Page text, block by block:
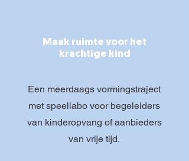
Maak ruimte voor het
krachtige kind
Een meerdaags vormingstraject
met speellabo voor begeleiders
van kinderopvang of aanbieders
van vrije tijd.